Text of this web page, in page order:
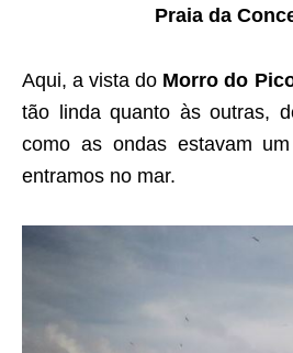
Praia da
Aqui, a vista do Morro do
tão linda quanto às outras,
como as ondas estavam
entramos no mar.